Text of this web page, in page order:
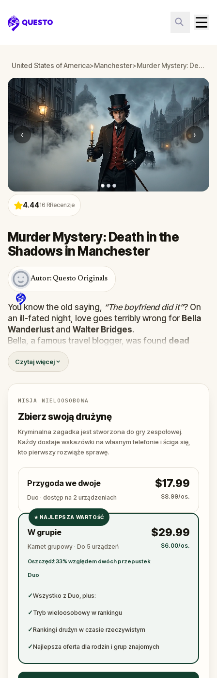
Questo
United States of America>Manchester> Murder Mystery: Death in the Shadows in Manchester
‹ ›
4.4416 RRecenzje
Murder Mystery: Death in the
Shadows in Manchester
Autor: Questo Originals
You know the old saying, “The boyfriend did it”? On
an ill-fated night, love goes terribly wrong for Bella
Wanderlust and Walter Bridges.
Bella, a famous travel blogger, was found dead
during a ghost tour led by the theatrical
Shadows. Now, it’s up to you to uncover the truth.
Was it Walter, the obsessed boyfriend? Percy, the
ghost tour guide with a flair for the dramatic? Or is
someone else hiding in the shadows?
expose the real murderer before they strike
again. Make sure to have your pen and paper
ready to jot down all the crucial evidence.
Czytaj więcej
MISJA WIELOOSOBOWA
Zbierz swoją drużynę
Kryminalna zagadka jest stworzona do gry zespołowej.
Każdy dostaje wskazówki na własnym telefonie i ściga się,
kto pierwszy rozwiąże sprawę.
Przygoda we dwoje
Duo · dostęp na 2 urządzeniach
$17.99
$8.99/os.
✓
✓
★ NAJLEPSZA WARTOŚĆ
W grupie
Karnet grupowy · Do 5 urządzeń
Oszczędź 33% względem dwóch przepustek
Duo
$29.99
$6.00/os.
✓Wszystko z Duo, plus:
✓ Tryb wieloosobowy w rankingu
✓Rankingi drużyn w czasie rzeczywistym
✓Najlepsza oferta dla rodzin i grup znajomych